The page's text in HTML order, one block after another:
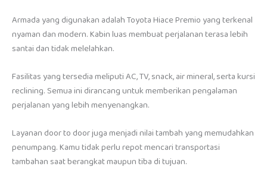
Armada yang digunakan adalah Toyota Hiace Premio yang terkenal
nyaman dan modern. Kabin luas membuat perjalanan terasa lebih
santai dan tidak melelahkan.
Fasilitas yang tersedia meliputi AC, TV, snack, air mineral, serta kursi
reclining. Semua ini dirancang untuk memberikan pengalaman
perjalanan yang lebih menyenangkan.
Layanan door to door juga menjadi nilai tambah yang memudahkan
penumpang. Kamu tidak perlu repot mencari transportasi
tambahan saat berangkat maupun tiba di tujuan.